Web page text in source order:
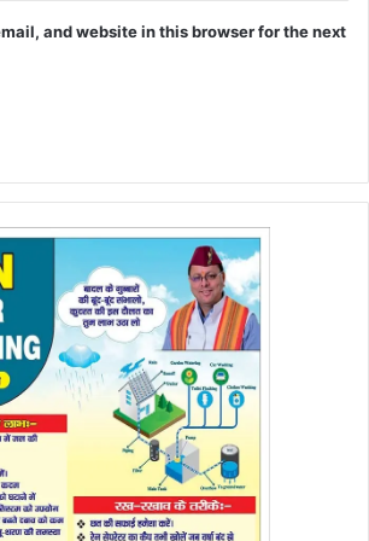
and website in this browser for the next